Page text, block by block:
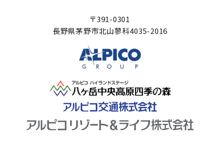
〒391-0301
長野県茅野市北山蓼科4035-2016